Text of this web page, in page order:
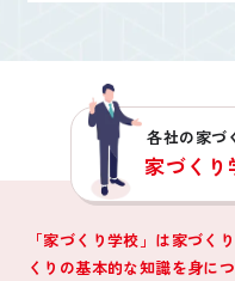
各社の家づ
家づくり
「家づくり学校」は家づく
くりの基本的な知識を身につ